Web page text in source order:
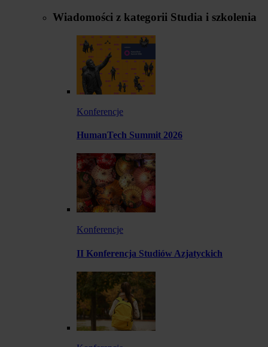
Wiadomości z kategorii Studia i szkolenia
Konferencje
HumanTech Summit 2026
Konferencje
II Konferencja Studiów Azjatyckich